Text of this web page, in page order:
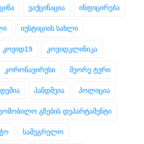
ვაქცინაცია ინფიცირება
იუსტიციის სახლი
კოვიდ19 კოვიდკლინიკა
კორონავირუსი მეორე ტური
პანდმეია პოლიცია
გზების დეპარტამენტი
სამეგრელო